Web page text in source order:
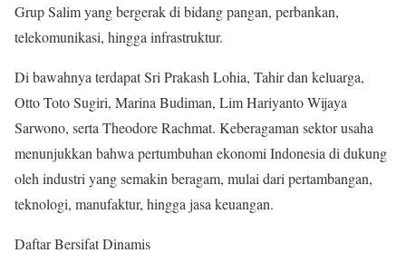
Grup Salim yang bergerak di bidang pangan, perbankan,
telekomunikasi, hingga infrastruktur.
Di bawahnya terdapat Sri Prakash Lohia, Tahir dan keluarga,
Otto Toto Sugiri, Marina Budiman, Lim Hariyanto Wijaya
Sarwono, serta Theodore Rachmat. Keberagaman sektor usaha
menunjukkan bahwa pertumbuhan ekonomi Indonesia di dukung
oleh industri yang semakin beragam, mulai dari pertambangan,
teknologi, manufaktur, hingga jasa keuangan.
Daftar Bersifat Dinamis